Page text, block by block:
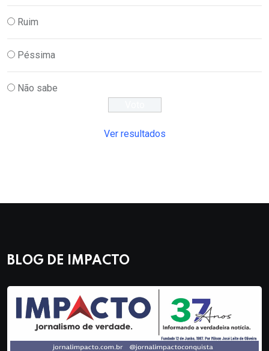
Ruim
Péssima
Não sabe
Ver resultados
BLOG DE IMPACTO